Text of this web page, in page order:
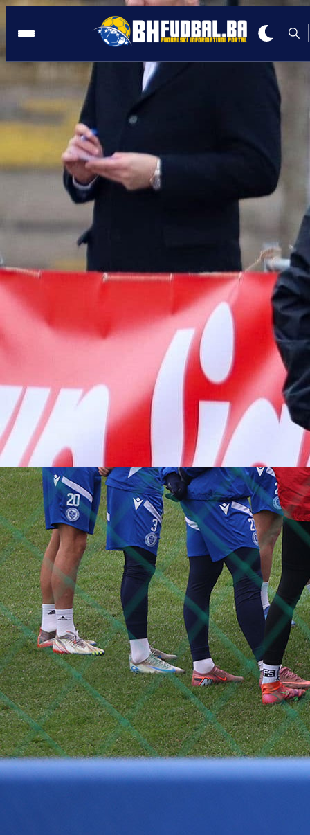
OGLASIO SE
10:44, 01.07.2026
Magoda: U Željezničaru se promijenilo
osam uprava, vrijeme je za
Autor:
Redakcija
10:44, 01.07.2026